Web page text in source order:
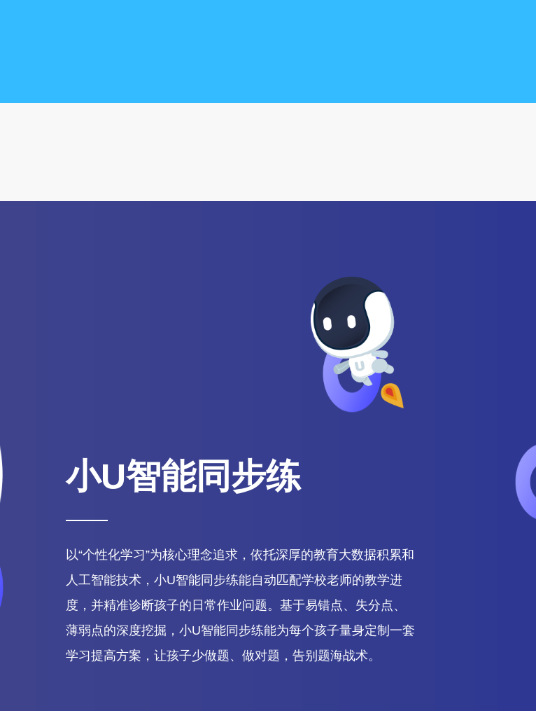
小U智能同步练
以“个性化学习”为核心理念追求，依托深厚的教育大数据积累和
人工智能技术，小U智能同步练能自动匹配学校老师的教学进
度，并精准诊断孩子的日常作业问题。基于易错点、失分点、
薄弱点的深度挖掘，小U智能同步练能为每个孩子量身定制一套
学习提高方案，让孩子少做题、做对题，告别题海战术。